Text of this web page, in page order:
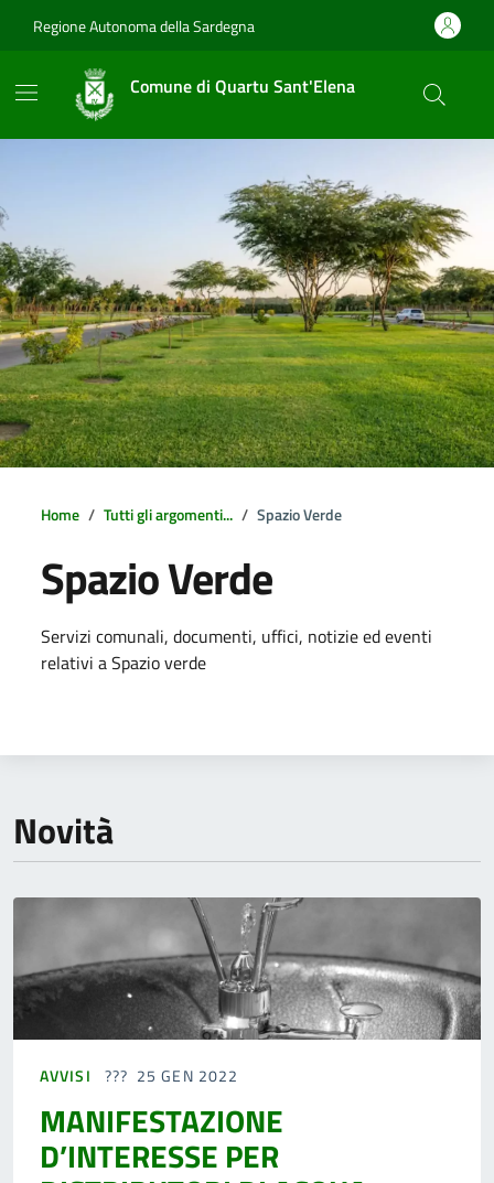
Regione Autonoma della Sardegna
Comune di Quartu Sant'Elena
Home Tutti gli argomenti... Spazio Verde
Spazio Verde
Dettagli della notizia
Servizi comunali, documenti, uffici, notizie ed eventi
relativi a Spazio verde
Novità
AVVISI 25 GEN 2022
MANIFESTAZIONE
D’INTERESSE PER